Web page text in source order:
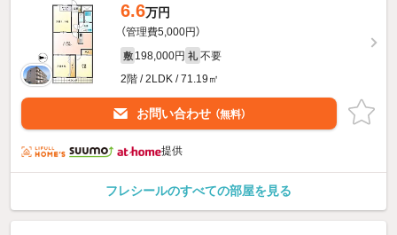
6.6万円
（管理費5,000円）
敷 198,000円 礼 不要
2階 / 2LDK / 71.19㎡
お問い合わせ （無料）
提供
フレシールのすべての部屋を見る